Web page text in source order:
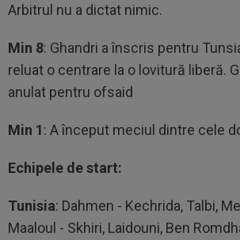
Arbitrul nu a dictat nimic.
Min 8: Ghandri a înscris pentru
reluat o centrare la o lovitură liberă.
anulat pentru ofsaid
Min 1: A început meciul dintre cele
Echipele de start:
Tunisia: Dahmen - Kechrida, Talbi,
Maaloul - Skhiri, Laidouni, Ben